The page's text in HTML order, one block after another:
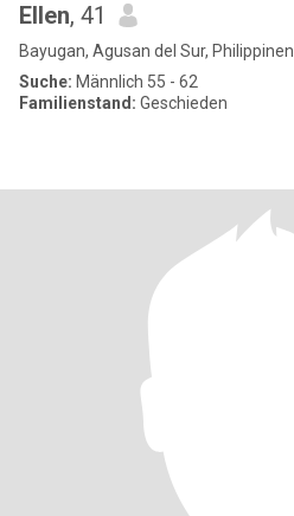
Ellen, 41
Bayugan, Agusan del Sur, Philippinen
Suche: Männlich 55 - 62
Familienstand: Geschieden